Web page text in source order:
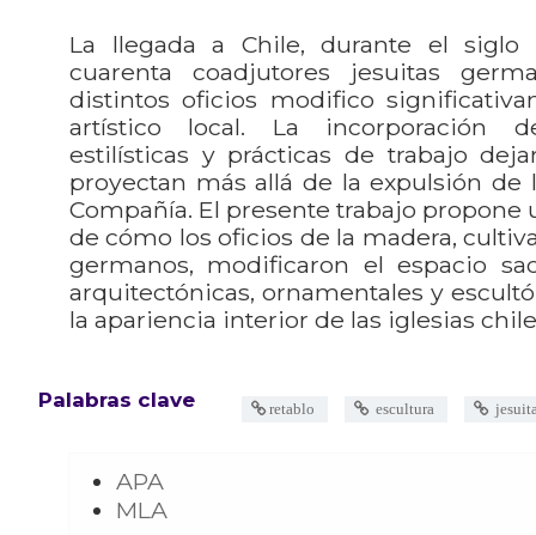
La llegada a Chile, durante el siglo
cuarenta coadjutores jesuitas
distintos oficios modifico
artístico local. La incorporación
estilísticas y prácticas de trabajo
proyectan más allá de la expulsión
Compañía. El presente trabajo propone
de cómo los oficios de la madera,
germanos, modificaron el espacio
arquitectónicas, ornamentales y
la apariencia interior de las iglesias
Palabras clave retablo escultura
APA
MLA